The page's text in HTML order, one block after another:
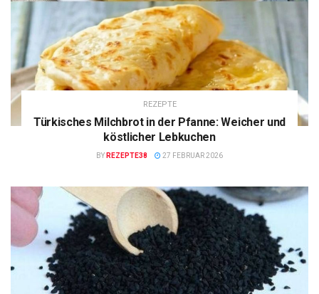
REZEPTE
Türkisches Milchbrot in der Pfanne: Weicher und
köstlicher Lebkuchen
BY REZEPTE38 27 FEBRUAR 2026